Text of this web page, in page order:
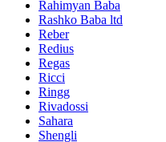
Rahimyan Baba
Rashko Baba ltd
Reber
Redius
Regas
Ricci
Ringg
Rivadossi
Sahara
Shengli